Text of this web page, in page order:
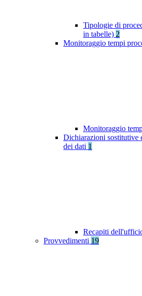
Tipologie di
in tabelle) 2
Monitoraggio tempi
Monitoraggio
Dichiarazioni sostitutive
dei dati 1
Recapiti
Provvedimenti 19